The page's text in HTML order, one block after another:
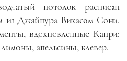
потолок расписан
из Джайпура Викасом Сони.
вдохновленные Капри:
апельсины, клевер.